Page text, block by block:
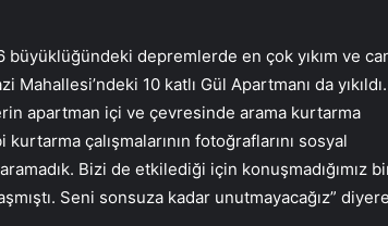
depremlerde en çok yıkım ve
Mahallesi’ndeki 10 katlı Gül Apartmanı da yıkıldı.
apartman içi ve çevresinde arama kurtarma
kurtarma çalışmalarının fotoğraflarını sosyal
Bizi de etkilediği için konuşmadığımız
Seni sonsuza kadar unutmayacağız”